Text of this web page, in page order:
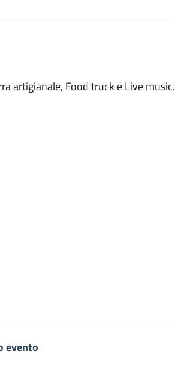
artigianale, Food truck e Live music.
evento